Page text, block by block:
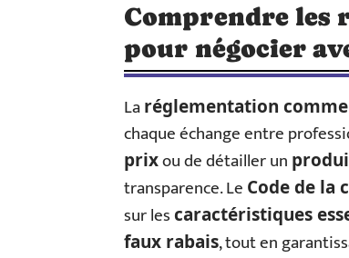
Comprendre les
pour négocier
Laréglementation
chaque échange entre
prixou de détailler un
transparence. Le Code de la
sur lescaractéristiques
faux rabais, tout en